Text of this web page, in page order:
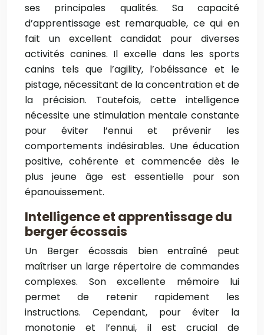
ses principales qualités. Sa capacité
d’apprentissage est remarquable, ce qui en
fait un excellent candidat pour diverses
activités canines. Il excelle dans les sports
canins tels que l’agility, l’obéissance et le
pistage, nécessitant de la concentration et de
la précision. Toutefois, cette intelligence
nécessite une stimulation mentale constante
pour éviter l’ennui et prévenir les
comportements indésirables. Une éducation
positive, cohérente et commencée dès le
plus jeune âge est essentielle pour son
épanouissement.
Intelligence et apprentissage du
berger écossais
Un Berger écossais bien entraîné peut
maîtriser un large répertoire de commandes
complexes. Son excellente mémoire lui
permet de retenir rapidement les
instructions. Cependant, pour éviter la
monotonie et l’ennui, il est crucial de